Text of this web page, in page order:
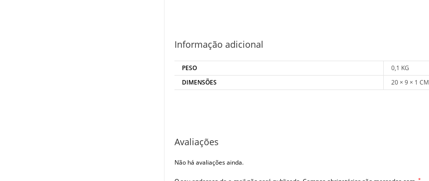
Informação adicional
PESO
0,1 KG
DIMENSÕES
20 × 9 × 1 CM
Avaliações
Não há avaliações ainda.
*